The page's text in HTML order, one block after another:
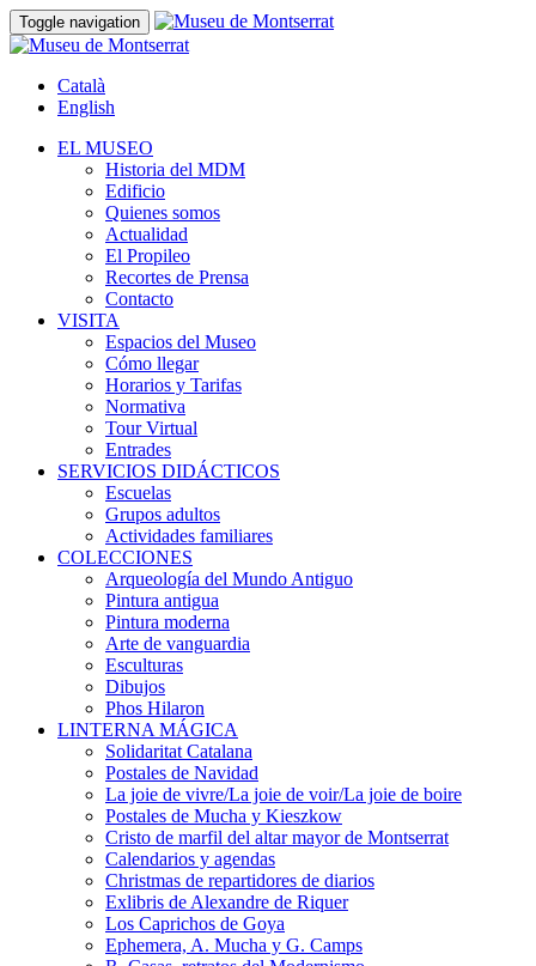
Toggle navigation
Català
English
EL MUSEO
Historia del MDM
Edificio
Quienes somos
Actualidad
El Propileo
Recortes de Prensa
Contacto
VISITA
Espacios del Museo
Cómo llegar
Horarios y Tarifas
Normativa
Tour Virtual
Entrades
SERVICIOS DIDÁCTICOS
Escuelas
Grupos adultos
Actividades familiares
COLECCIONES
Arqueología del Mundo Antiguo
Pintura antigua
Pintura moderna
Arte de vanguardia
Esculturas
Dibujos
Phos Hilaron
LINTERNA MÁGICA
Solidaritat Catalana
Postales de Navidad
La joie de vivre/La joie de voir/La joie de boire
Postales de Mucha y Kieszkow
Cristo de marfil del altar mayor de Montserrat
Calendarios y agendas
Christmas de repartidores de diarios
Exlibris de Alexandre de Riquer
Los Caprichos de Goya
Ephemera, A. Mucha y G. Camps